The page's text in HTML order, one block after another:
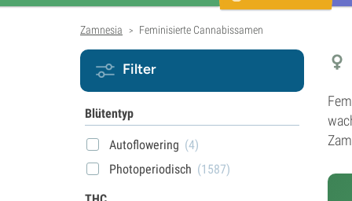
Zamnesia > Feminisierte Cannabissamen
Filter
Blütentyp
Autoflowering (4)
Photoperiodisch (1587)